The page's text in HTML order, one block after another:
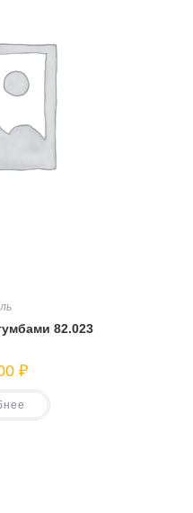
82.023
₽